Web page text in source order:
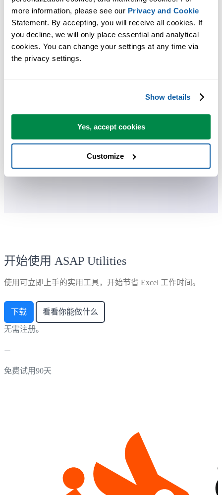
more information, please see our Privacy and Cookie
Statement. By accepting, you will receive all cookies. If
you decline, we will only place essential and analytical
cookies. You can change your settings at any time via
the privacy settings.
Show details
Yes, accept cookies
Customize
节省 Excel 工作时间，简单高效。
ASAP Utilities 帮助您节省时间，并实现 Excel 本身无法完成的
作。
大多数用户都会先从几个工具开始。 很多用户后来都会每天使
开始使用 ASAP Utilities
使用可立即上手的实用工具，开始节省 Excel 工作时间。
下载 看看你能做什么
无需注册。
免费试用90天